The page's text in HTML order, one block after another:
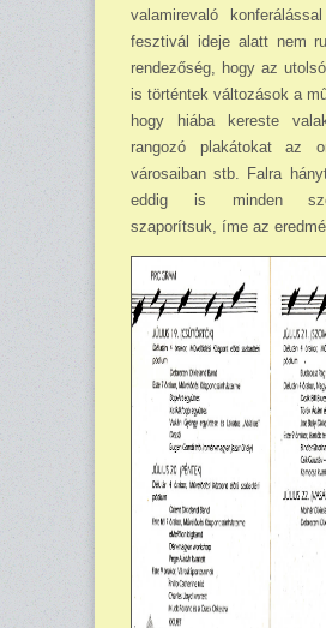
va­la­mirevaló
fesztivál ideje alatt nem
rendezőség, hogy az
is történtek változások a
hogy hiába kereste
rangozó plakátokat az
városaiban stb. Falra
eddig is minden
szaporítsuk, íme az